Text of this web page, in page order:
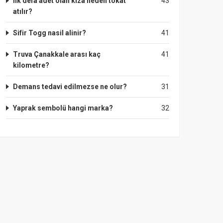
atılır?
41
Sifir Togg nasil alinir?
41
Truva Çanakkale arası kaç
kilometre?
31
Demans tedavi edilmezse ne olur?
32
Yaprak sembolü hangi marka?